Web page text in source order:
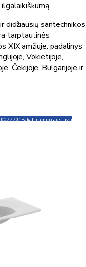
didžiausių santechnikos
tarptautinės
XIX amžiuje, padalinys
Vokietijoje,
Čekijoje, Bulgarijoje ir
K077701Pakabinami praustuvai